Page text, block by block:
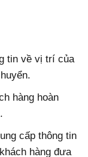
tin về vị trí của
hàng hoàn
cấp thông tin
hàng đưa